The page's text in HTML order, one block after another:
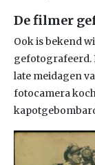
De filmer
Ook is bekend
gefotografeerd.
late meidagen
fotocamera